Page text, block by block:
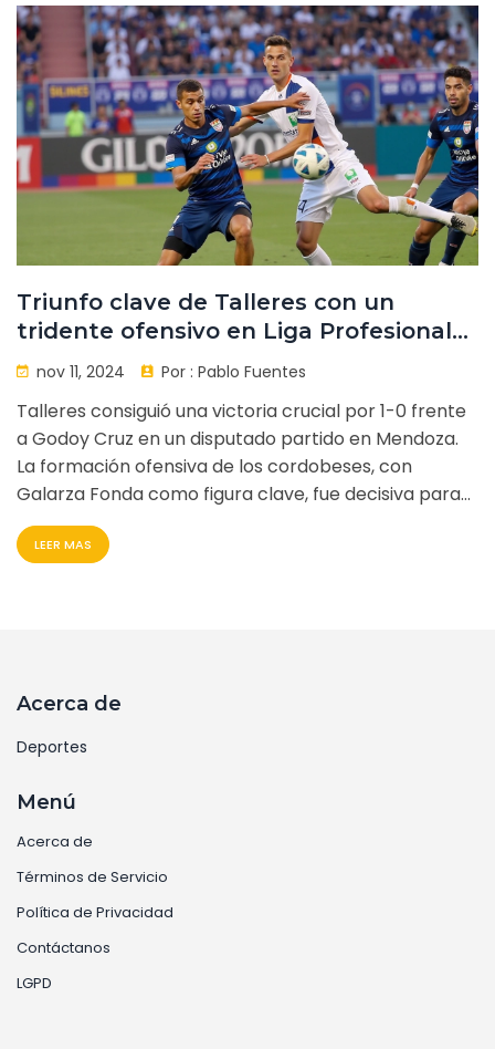
con este emocionante duelo.
Triunfo clave de Talleres con un
tridente ofensivo en Liga Profesional
frente a Godoy Cruz
nov 11, 2024 Por : Pablo Fuentes
Talleres consiguió una victoria crucial por 1-0 frente
a Godoy Cruz en un disputado partido en Mendoza.
La formación ofensiva de los cordobeses, con
Galarza Fonda como figura clave, fue decisiva para
generar oportunidades de gol. Este triunfo refuerza
la posición de Talleres en la Liga Profesional,
LEER MAS
Acerca de
Deportes
Menú
Acerca de
Términos de Servicio
Política de Privacidad
Contáctanos
LGPD